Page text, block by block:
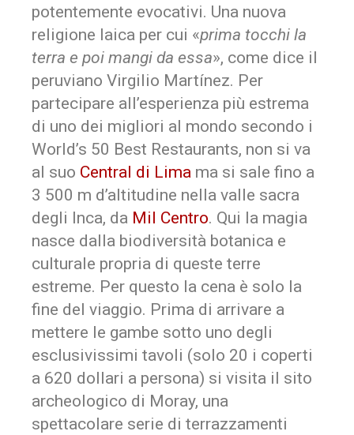
potentemente evocativi. Una nuova
religione laica per cui «prima tocchi la
terra e poi mangi da essa», come dice il
peruviano Virgilio Martínez. Per
partecipare all’esperienza più estrema
di uno dei migliori al mondo secondo i
World’s 50 Best Restaurants, non si va
al suo Central di Lima ma si sale fino a
3 500 m d’altitudine nella valle sacra
degli Inca, da Mil Centro. Qui la magia
nasce dalla biodiversità botanica e
culturale propria di queste terre
estreme. Per questo la cena è solo la
fine del viaggio. Prima di arrivare a
mettere le gambe sotto uno degli
esclusivissimi tavoli (solo 20 i coperti
a 620 dollari a persona) si visita il sito
archeologico di Moray, una
spettacolare serie di terrazzamenti